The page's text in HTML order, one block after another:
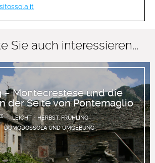
Sie auch interessieren...
– Montecrestese und die
der Seite von Pontemaglio
LEICHT - HERBST, FRÜHLING
DOMODOSSOLA UND UMGEBUNG